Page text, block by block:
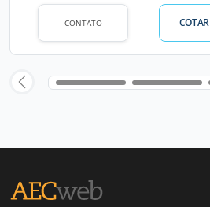
CONTATO COTAR